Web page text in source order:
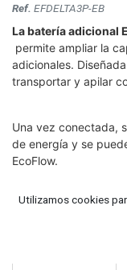
Ref. EFDELTA3P-EB
La batería adicional
permite ampliar la
adicionales.
transportar y apilar
Una vez conectada,
de energía y se
EcoFlow.
599,00 (IVA
Utilizamos cookies